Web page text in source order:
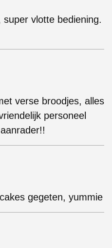
vlotte bediening.
verse broodjes, alles
personeel
gegeten, yummie